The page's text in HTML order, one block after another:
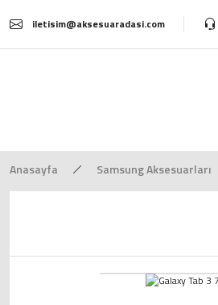
iletisim@aksesuaradasi.com
Anasayfa Samsung Aksesuarları